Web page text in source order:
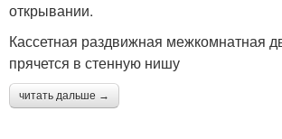
открывании.
Кассетная раздвижная межкомнатная
прячется в стенную нишу
читать дальше →